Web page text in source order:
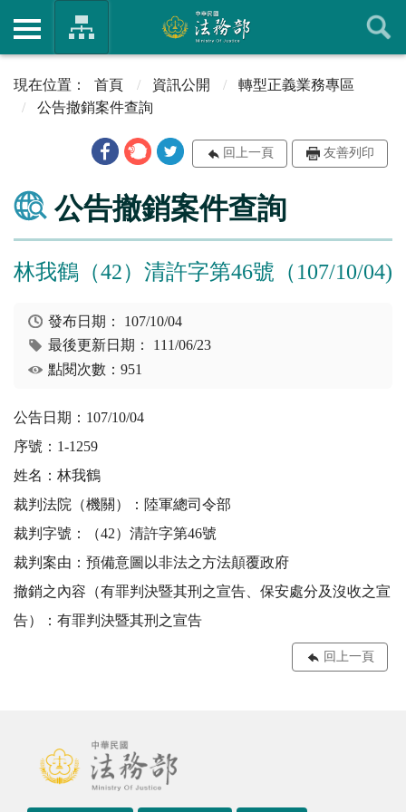
首頁 資訊公開
轉型正義業務專區
公告撤銷案件查詢
回上一頁 友善列印
公告撤銷案件查詢
林我鶴（42）清許字第46號（107/10/04)
發布日期： 107/10/04
最後更新日期： 111/06/23
點閱次數：951
公告日期：107/10/04
序號：1-1259
姓名：林我鶴
裁判法院（機關）：陸軍總司令部
裁判字號：（42）清許字第46號
裁判案由：預備意圖以非法之方法顛覆政府
撤銷之內容（有罪判決暨其刑之宣告、保安處分及沒收之宣
告）：有罪判決暨其刑之宣告
回上一頁